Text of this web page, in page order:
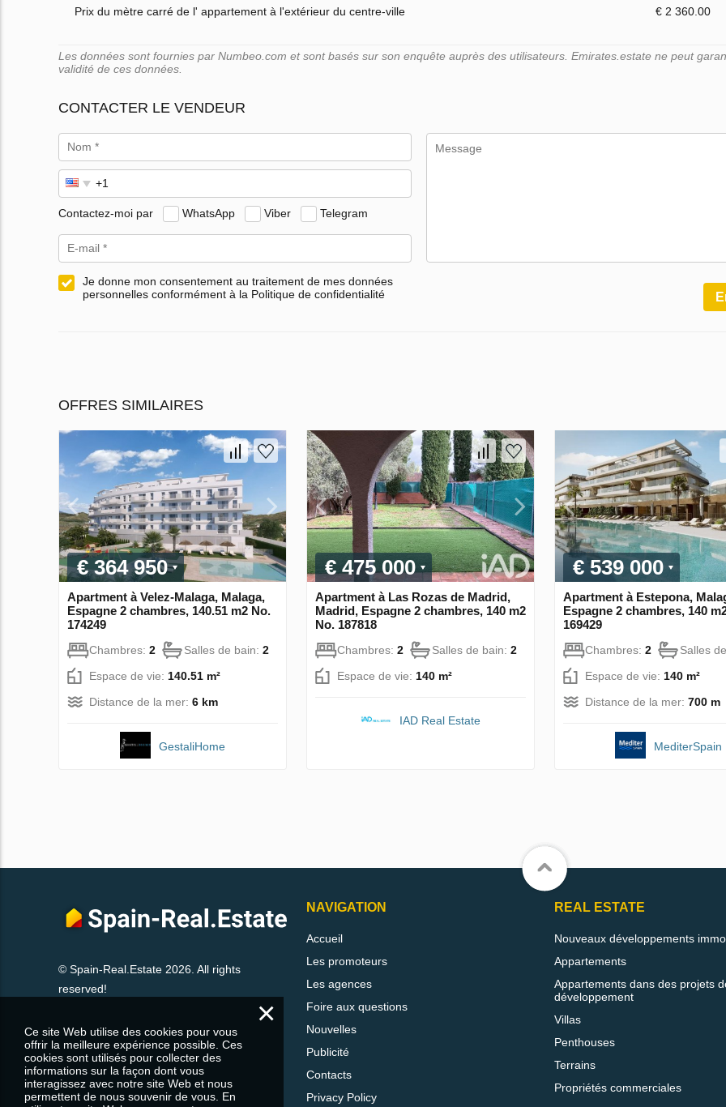
Prix du mètre carré de l' appartement à l'extérieur du centre-ville € 2 360.00
Les données sont fournies par Numbeo.com et sont basés sur son enquête auprès des utilisateurs. Emirates.estate ne peut
validité de ces données.
CONTACTER LE VENDEUR
Contactez-moi par WhatsApp Viber Telegram
Je donne mon consentement au traitement de mes données
personnelles conformément à la Politique de confidentialité
OFFRES SIMILAIRES
€ 364 950
Apartment à Velez-Malaga, Malaga,
Espagne 2 chambres, 140.51 m2 No.
174249
Chambres: 2 Salles de bain: 2
Espace de vie: 140.51 m²
Distance de la mer: 6 km
GestaliHome
€ 475 000
Apartment à Las Rozas de Madrid,
Madrid, Espagne 2 chambres, 140 m2
No. 187818
Chambres: 2 Salles de bain: 2
Espace de vie: 140 m²
IAD Real Estate
€ 539 000
Apartment à Estepona,
Espagne 2 chambres, 140
169429
Chambres: 2
Salles
Espace de vie: 140 m²
Distance de la mer: 700 m
MediterSpain
© Spain-Real.Estate 2026. All rights
reserved!
NAVIGATION
Accueil
Les promoteurs
Les agences
Foire aux questions
Nouvelles
Publicité
Contacts
Privacy Policy
REAL ESTATE
Nouveaux développements
Appartements
Appartements dans des projets
développement
Villas
Penthouses
Terrains
Propriétés commerciales
×
Ce site Web utilise des cookies pour vous
offrir la meilleure expérience possible. Ces
cookies sont utilisés pour collecter des
informations sur la façon dont vous
interagissez avec notre site Web et nous
permettent de nous souvenir de vous. En